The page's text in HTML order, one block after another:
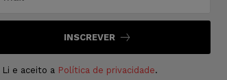
INSCREVER
Li e aceito a Política de privacidade.